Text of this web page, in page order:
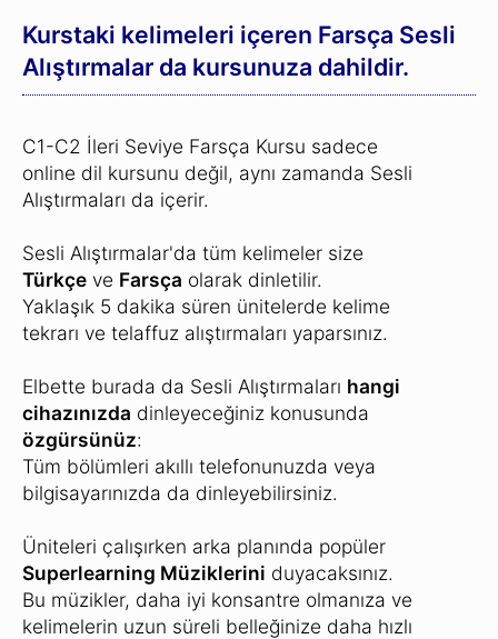
Kurstaki kelimeleri içeren Farsça Sesli
Alıştırmalar da kursunuza dahildir.
C1-C2 İleri Seviye Farsça Kursu sadece
online dil kursunu değil, aynı zamanda Sesli
Alıştırmaları da içerir.
Sesli Alıştırmalar'da tüm kelimeler size
Türkçe ve Farsça olarak dinletilir.
Yaklaşık 5 dakika süren ünitelerde kelime
tekrarı ve telaffuz alıştırmaları yaparsınız.
Elbette burada da Sesli Alıştırmaları hangi
cihazınızda dinleyeceğiniz konusunda
özgürsünüz:
Tüm bölümleri akıllı telefonunuzda veya
bilgisayarınızda da dinleyebilirsiniz.
Üniteleri çalışırken arka planında popüler
Superlearning Müziklerini duyacaksınız.
Bu müzikler, daha iyi konsantre olmanıza ve
kelimelerin uzun süreli belleğinize daha hızlı